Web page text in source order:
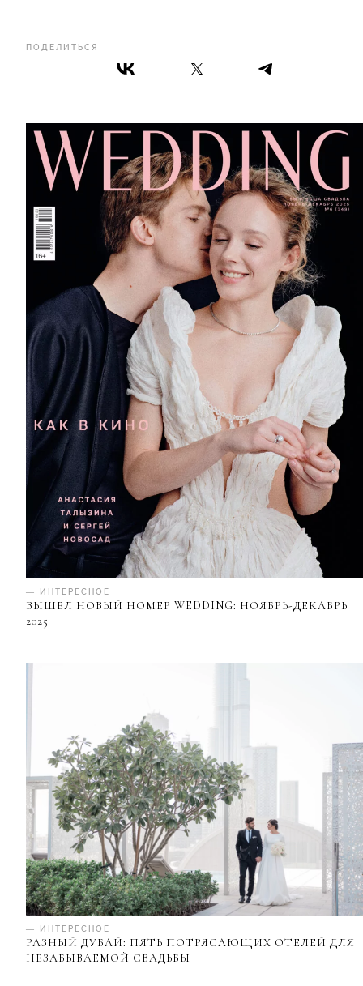
ПОДЕЛИТЬСЯ
— ИНТЕРЕСНОЕ
ВЫШЕЛ НОВЫЙ НОМЕР WEDDING: НОЯБРЬ-ДЕКАБРЬ
2025
— ИНТЕРЕСНОЕ
РАЗНЫЙ ДУБАЙ: ПЯТЬ ПОТРЯСАЮЩИХ ОТЕЛЕЙ ДЛЯ
НЕЗАБЫВАЕМОЙ СВАДЬБЫ